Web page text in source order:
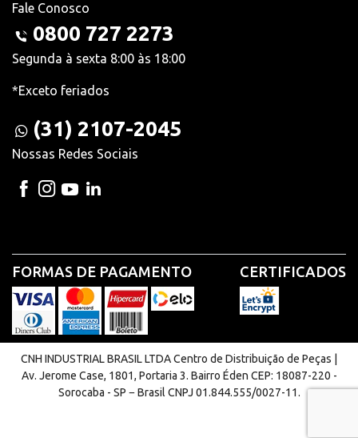
Fale Conosco
0800 727 2273
Segunda à sexta 8:00 às 18:00
*Exceto feriados
(31) 2107-2045
Nossas Redes Sociais
FORMAS DE PAGAMENTO CERTIFICADOS
CNH INDUSTRIAL BRASIL LTDA Centro de Distribuição de Peças |
Av. Jerome Case, 1801, Portaria 3. Bairro Éden CEP: 18087-220 -
Sorocaba - SP − Brasil CNPJ 01.844.555/0027-11.